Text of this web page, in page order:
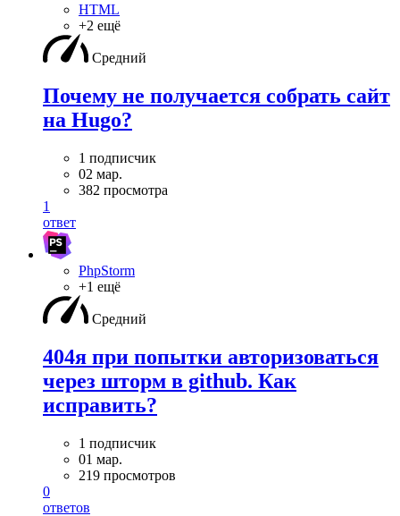
HTML
+2 ещё
Средний
Почему не получается собрать сайт
на Hugo?
1 подписчик
02 мар.
382 просмотра
1
ответ
PhpStorm
+1 ещё
Средний
404я при попытки авторизоваться
через шторм в github. Как
исправить?
1 подписчик
01 мар.
219 просмотров
0
ответов